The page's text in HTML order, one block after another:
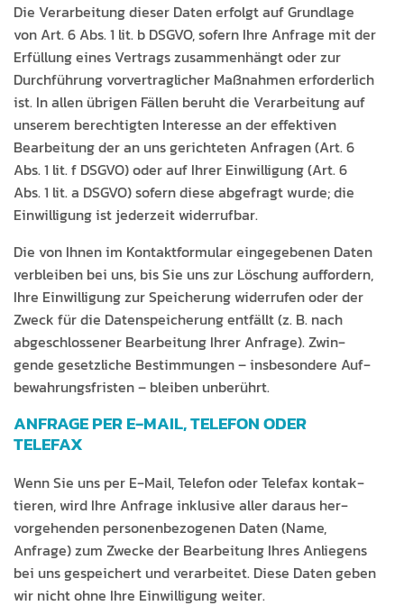
Die Ver­ar­beitung dieser Dat­en erfol­gt auf Grund­lage
von Art. 6 Abs. 1 lit. b DSGVO, sofern Ihre Anfrage mit der
Erfül­lung eines Ver­trags zusam­men­hängt oder zur
Durch­führung vorver­traglich­er Maß­nah­men erforder­lich
ist. In allen übri­gen Fällen beruht die Ver­ar­beitung auf
unserem berechtigten Inter­esse an der effek­tiv­en
Bear­beitung der an uns gerichteten Anfra­gen (Art. 6
Abs. 1 lit. f DSGVO) oder auf Ihrer Ein­willi­gung (Art. 6
Abs. 1 lit. a DSGVO) sofern diese abge­fragt wurde; die
Ein­willi­gung ist jed­erzeit widerrufbar.
Die von Ihnen im Kon­tak­t­for­mu­lar eingegebe­nen Dat­en
verbleiben bei uns, bis Sie uns zur Löschung auf­fordern,
Ihre Ein­willi­gung zur Spe­icherung wider­rufen oder der
Zweck für die Daten­spe­icherung ent­fällt (z. B. nach
abgeschlossen­er Bear­beitung Ihrer Anfrage). Zwin­
gende geset­zliche Bes­tim­mungen – ins­beson­dere Auf­
be­wahrungs­fris­ten – bleiben unberührt.
ANFRAGE PER E‑MAIL, TELEFON ODER
TELEFAX
Wenn Sie uns per E‑Mail, Tele­fon oder Tele­fax kon­tak­
tieren, wird Ihre Anfrage inklu­sive aller daraus her­
vorge­hen­den per­so­n­en­be­zo­ge­nen Dat­en (Name,
Anfrage) zum Zwecke der Bear­beitung Ihres Anliegens
bei uns gespe­ichert und ver­ar­beit­et. Diese Dat­en geben
wir nicht ohne Ihre Ein­willi­gung weiter.